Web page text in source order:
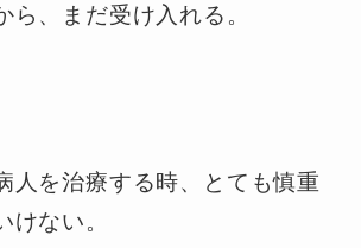
ら、まだ受け入れる。
人を治療する時、とても慎重
けない。